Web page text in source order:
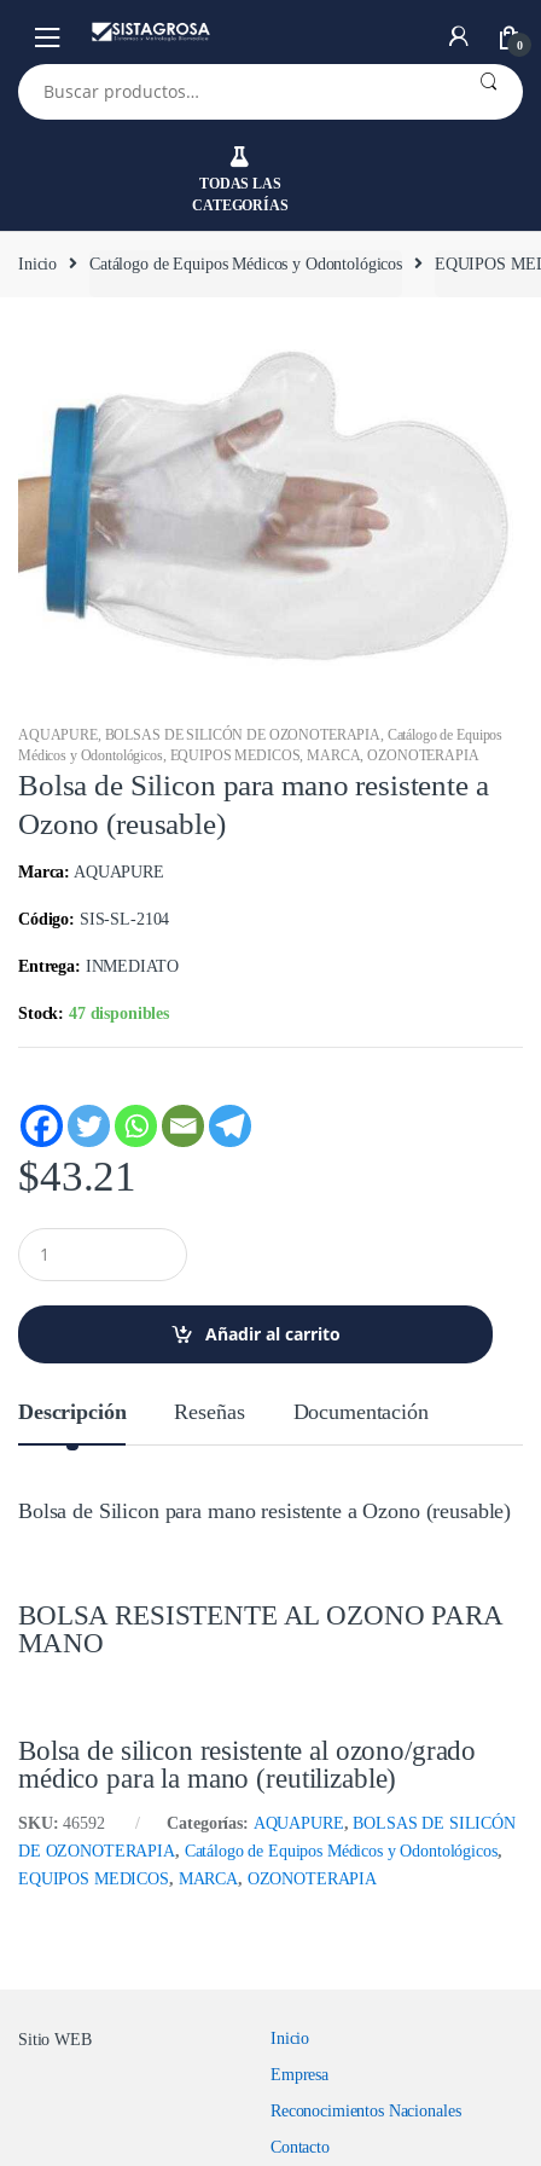
navegación
contenido
0
Buscar
por:
TODAS LAS
CATEGORÍAS
Inicio Catálogo de Equipos Médicos y Odontológicos EQUIPOS
AQUAPURE, BOLSAS DE SILICÓN DE OZONOTERAPIA, Catálogo de Equipos
Médicos y Odontológicos, EQUIPOS MEDICOS,MARCA,OZONOTERAPIA
Bolsa de Silicon para mano resistente a
Ozono (reusable)
Marca: AQUAPURE
Código: SIS-SL-2104
Entrega: INMEDIATO
Stock:47 disponibles
$43.21
C
a
i
d
Añadir al carrito
Descripción Reseñas Documentación
Bolsa de Silicon para mano resistente a Ozono (reusable)
BOLSA RESISTENTE AL OZONO PARA
MANO
Bolsa de silicon resistente al ozono/grado
médico para la mano (reutilizable)
SKU:46592 Categorías: AQUAPURE,BOLSAS DE SILICÓN
DE OZONOTERAPIA, Catálogo de Equipos Médicos y Odontológicos,
EQUIPOS MEDICOS, MARCA, OZONOTERAPIA
Sitio WEB
Inicio
Empresa
Reconocimientos Nacionales
Contacto